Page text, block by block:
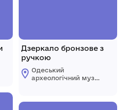
Дзеркало бронзове з
ручкою
Одеський
археологічний музей
України